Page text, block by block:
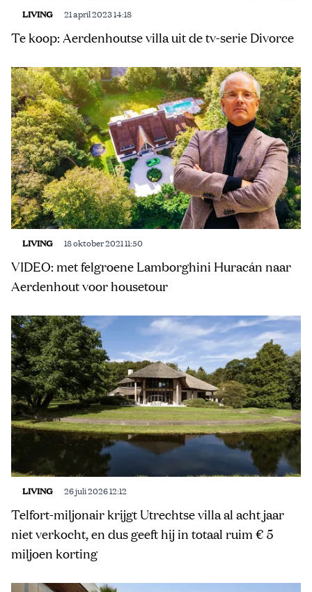
LIVING 21 april 2023 14:18
Te koop: Aerdenhoutse villa uit de tv-serie Divorce
LIVING 18 oktober 2021 11:50
VIDEO: met felgroene Lamborghini Huracán naar
Aerdenhout voor housetour
LIVING 26 juli 2026 12:12
Telfort-miljonair krijgt Utrechtse villa al acht jaar
niet verkocht, en dus geeft hij in totaal ruim € 5
miljoen korting